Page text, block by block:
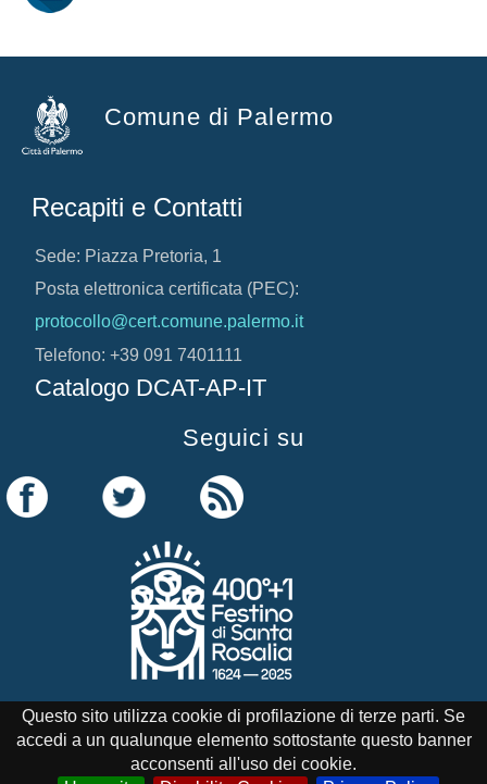
Comune di Palermo
Recapiti e Contatti
Sede: Piazza Pretoria, 1
Posta elettronica certificata (PEC):
protocollo@cert.comune.palermo.it
Telefono: +39 091 7401111
Catalogo DCAT-AP-IT
Seguici su
Credits Note Legali Cookie Policy
Questo sito utilizza cookie di profilazione di terze parti. Se
accedi a un qualunque elemento sottostante questo banner
acconsenti all'uso dei cookie.